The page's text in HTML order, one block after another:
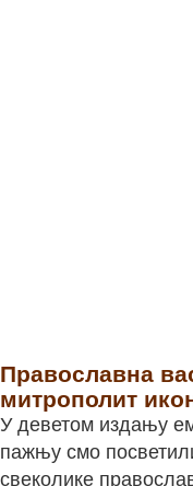
Православна
митрополит
У деветом издању
пажњу смо
свеколике